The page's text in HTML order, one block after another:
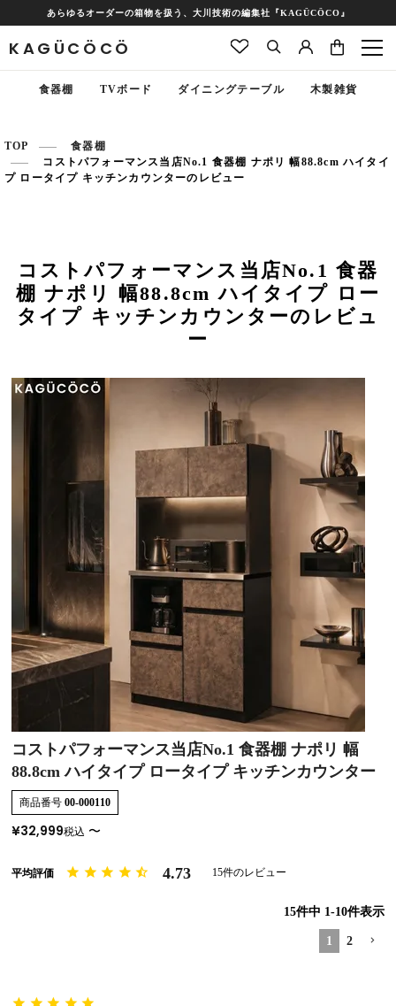
あらゆるオーダーの箱物を扱う、大川技術の編集社『KAGÜCÖCO』
KAGÜCÖCÖ
食器棚 TVボード ダイニングテーブル 木製雑貨
TOP
食器棚
コストパフォーマンス当店No.1 食器棚 ナポリ 幅88.8cm ハイタイ
プ ロータイプ キッチンカウンターのレビュー
コストパフォーマンス当店No.1 食器
棚 ナポリ 幅88.8cm ハイタイプ ロー
タイプ キッチンカウンターのレビュ
ー
コストパフォーマンス当店No.1 食器棚 ナポリ 幅
88.8cm ハイタイプ ロータイプ キッチンカウンター
商品番号 00-000110
¥32,999税込 〜
4.73 15
15件中 1-10件表示
1 2